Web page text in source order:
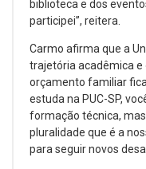
biblioteca e dos
participei”, reitera.
Carmo afirma que a
trajetória acadêmica e
orçamento familiar
estuda na PUC-SP,
formação técnica,
pluralidade que é a
para seguir novos